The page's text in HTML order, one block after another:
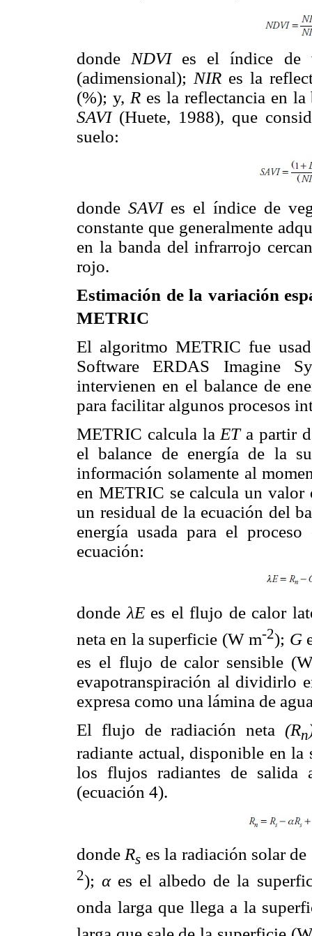
donde NDVIes el índice de
(adimensional); NIRes la
(%); y, Res la reflectancia en la
SAVI(Huete, 1988), que
suelo:
donde SAVIes el índice de
constante que generalmente
en la banda del infrarrojo
rojo.
Estimación de la variación
METRIC
El algoritmo METRIC fue
Software ERDAS Imagine
intervienen en el balance de
para facilitar algunos procesos
METRIC calcula la ETa partir
el balance de energía de la
información solamente al
en METRIC se calcula un
un residual de la ecuación del
energía usada para el
ecuación:
donde λEes el flujo de calor
neta en la superficie (W m-2); G
es el flujo de calor sensible
evapotranspiración al dividirlo
expresa como una lámina de
El flujo de radiación neta(Rn
radiante actual, disponible en la
los flujos radiantes de salida
(ecuación 4).
donde Rs es la radiación solar
2);αes el albedo de la
onda larga que llega a la